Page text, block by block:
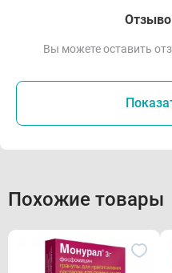
Вы можете оставить
Похожие товары